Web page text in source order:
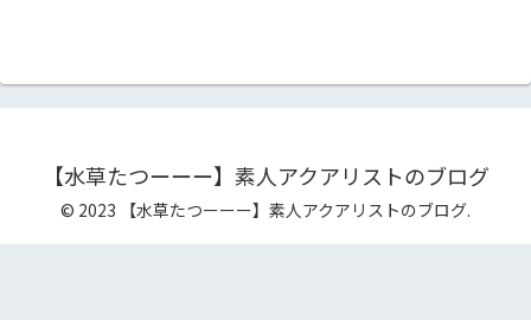
【水草たつーーー】素人アクアリストのブログ
© 2023 【水草たつーーー】素人アクアリストのブログ.